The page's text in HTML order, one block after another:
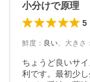
小分けで原理
5
鮮度 ： 良い、 大きさ ：
ちょうど良いサ
利です。最初少